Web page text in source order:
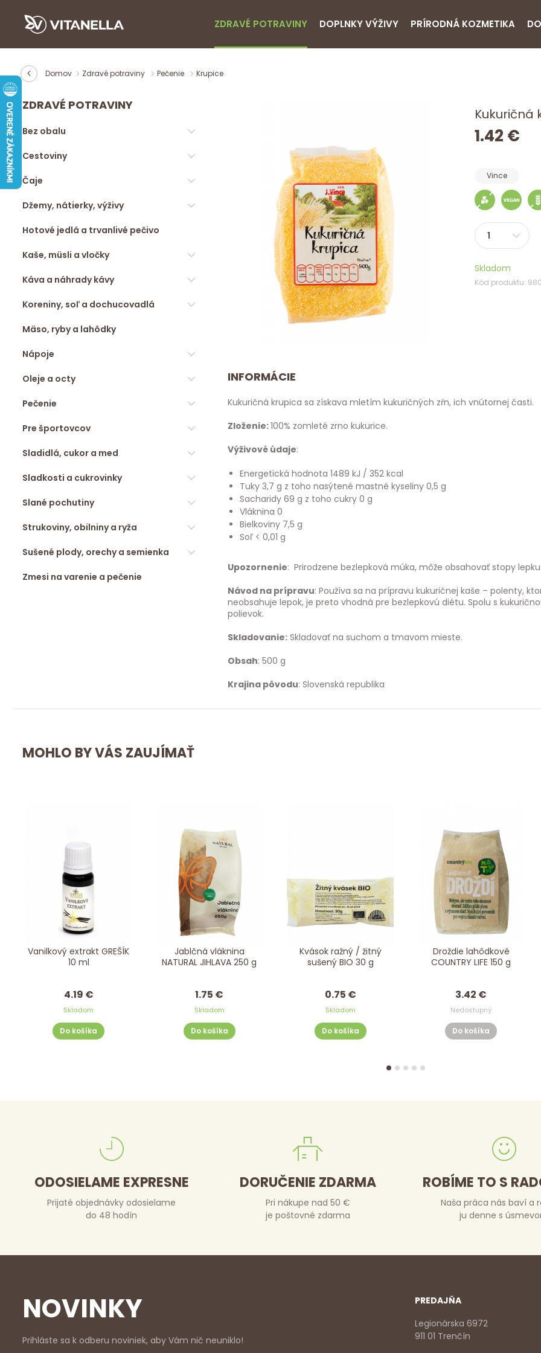
ZDRAVÉ POTRAVINY DOPLNKY VÝŽIVY PRÍRODNÁ KOZMETIKA
Domov Zdravé potraviny Pečenie Krupice
ZDRAVÉ POTRAVINY
Bez obalu
Cestoviny
Čaje
Džemy, nátierky, výživy
Hotové jedlá a trvanlivé pečivo
Kaše, müsli a vločky
Káva a náhrady kávy
Koreniny, soľ a dochucovadlá
Mäso, ryby a lahôdky
Nápoje
Oleje a octy
Pečenie
Pre športovcov
Sladidlá, cukor a med
Sladkosti a cukrovinky
Slané pochutiny
Strukoviny, obilniny a ryža
Sušené plody, orechy a semienka
Zmesi na varenie a pečenie
Kukuričná
1.42 €
Vince
Skladom
Kód produktu:
INFORMÁCIE
Kukuričná krupica sa získava mletím kukuričných zŕn, ich vnútornej časti.
Zloženie:100% zomleté zrno kukurice.
Výživové údaje:
Energetická hodnota 1489 kJ / 352 kcal
Tuky 3,7 g z toho nasýtené mastné kyseliny 0,5 g
Sacharidy 69 g z toho cukry 0 g
Vláknina 0
Bielkoviny 7,5 g
Soľ < 0,01 g
Upozornenie: Prirodzene bezlepková múka, môže obsahovať stopy
Návod na prípravu: Používa sa na prípravu kukuričnej kaše – polenty,
neobsahuje lepok, je preto vhodná pre bezlepkovú diétu. Spolu s
polievok.
Skladovanie: Skladovať na suchom a tmavom mieste.
Obsah: 500 g
Krajina pôvodu: Slovenská republika
MOHLO BY VÁS ZAUJÍMAŤ
Vanilkový extrakt GREŠÍK
10 ml
4.19 €
Skladom
Do košíka
Jablčná vláknina
NATURAL JIHLAVA 250 g
1.75 €
Skladom
Do košíka
Kvások ražný / žitný
sušený BIO 30 g
0.75 €
Skladom
Do košíka
Droždie lahôdkové
COUNTRY LIFE 150 g
3.42 €
Nedostupný
Do košíka
ODOSIELAME EXPRESNE
Prijaté objednávky odosielame
do 48 hodín
DORUČENIE ZDARMA
Pri nákupe nad 50 €
je poštovné zdarma
ROBÍME TO S
Naša práca nás baví a
ju denne s
NOVINKY
Prihláste sa k odberu noviniek, aby Vám nič neuniklo!
PREDAJŇA
Legionárska 6972
911 01 Trenčín